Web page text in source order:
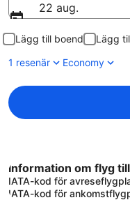
22 aug.
Lägg till boende Lägg
1 resenär
Economy
Information om flyg
IATA-kod för
IATA-kod för